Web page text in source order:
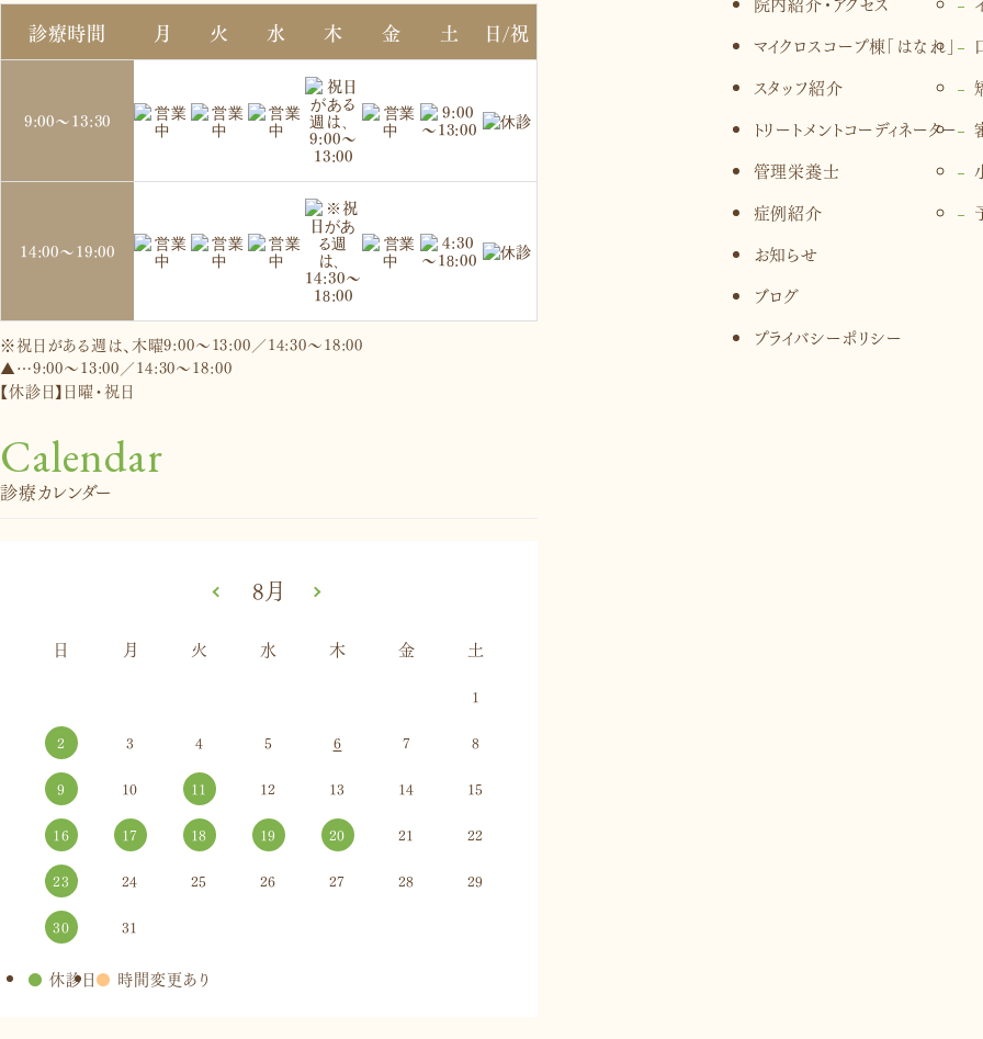
診療時間 月 火 水 木 金 土 日/祝
9:00～13:30
14:00～19:00
※祝日がある週は、木曜9:00～13:00／14:30～18:00
▲…9:00～13:00／14:30～18:00
【休診日】日曜・祝日
Calendar
診療カレンダー
8月
日 月 火 水 木 金 土
1
2
3 4 5 6 7
8
9
10 11 12 13 14
15
16
17 18 19 20 21
22
23
24 25 26 27 28
29
30
31
● 休診日● 時間変更あり
マイクロスコープ棟「はなれ」
スタッフ紹介
トリートメントコーディネーター
管理栄養士
症例紹介
お知らせ
ブログ
プライバシーポリシー